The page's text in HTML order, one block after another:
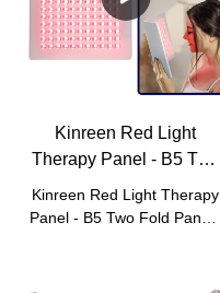
Kinreen Red Light
Therapy Panel - B5 Two
Fold Panels - Focus
sulla bellezza della pelle
Kinreen Red Light Therapy
Panel - B5 Two Fold Panels
articolazioni muscolari del